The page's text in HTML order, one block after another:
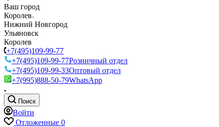
Ваш город
Королев
Нижний Новгород
Ульяновск
Королев
+7(495)109-99-77
+7(495)109-99-77Розничный отдел
+7(495)109-99-33Оптовый отдел
+7(995)888-50-79WhatsApp
Поиск
Войти
Отложенные 0